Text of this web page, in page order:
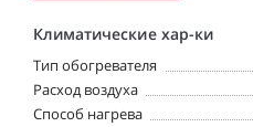
Климатические хар-ки
Тип обогревателя
Расход воздуха
Способ нагрева